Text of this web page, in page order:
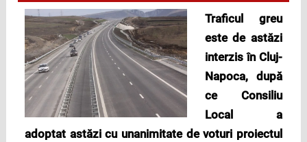
Traficul greu
este de astăzi
interzis în Cluj-
Napoca, după
ce Consiliu
Local a
adoptat astăzi cu unanimitate de voturi proiectul